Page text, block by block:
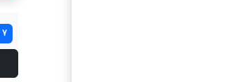
7 مورد یافت شد